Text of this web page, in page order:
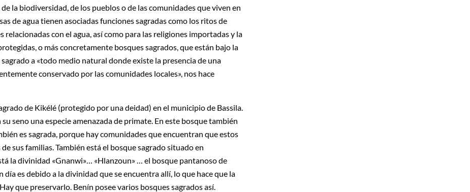
la biodiversidad, de los pueblos o de las comunidades que viven en
de agua tienen asociadas funciones sagradas como los ritos de
con el agua, así como para las religiones importadas y la
o más concretamente bosques sagrados, que están bajo la
a «todo medio natural donde existe la presencia de una
conservado por las comunidades locales», nos hace
de Kikélé (protegido por una deidad) en el municipio de Bassila.
seno una especie amenazada de primate. En este bosque también
es sagrada, porque hay comunidades que encuentran que estos
sus familias. También está el bosque sagrado situado en
la divinidad «Gnanwi»… «Hlanzoun» … el bosque pantanoso de
es debido a la divinidad que se encuentra allí, lo que hace que la
que preservarlo. Benín posee varios bosques sagrados así.